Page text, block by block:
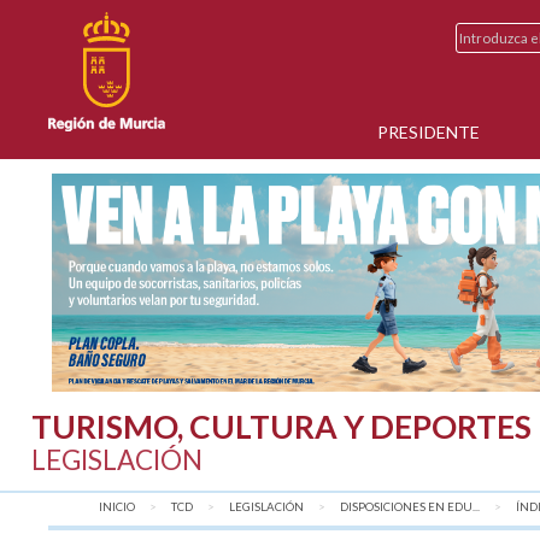
PRESIDENTE
TURISMO, CULTURA Y DEPORTES
LEGISLACIÓN
INICIO TCD LEGISLACIÓN DISPOSICIONES EN EDU...